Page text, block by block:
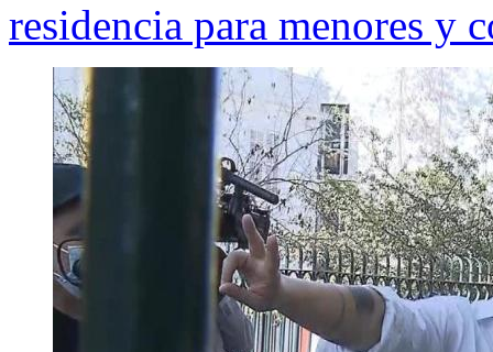
residencia para menores y